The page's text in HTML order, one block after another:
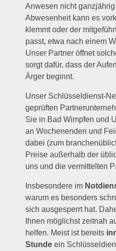
Anwesen nicht
Abwesenheit kann es
klemmt oder der
passt, etwa nach einem
Unser Partner öffnet
sorgt dafür, dass der
Ärger beginnt.
Unser Schlüsseldienst-
geprüften
Sie in Bad Wimpfen und
an Wochenenden und
dabei (zum
Preise außerhalb der
uns und die vermittelten
Insbesondere im
warum es besonders
sich ausgesperrt hat.
Ihnen möglichst zeitnah
helfen. Meist ist bereits
Stunde ein